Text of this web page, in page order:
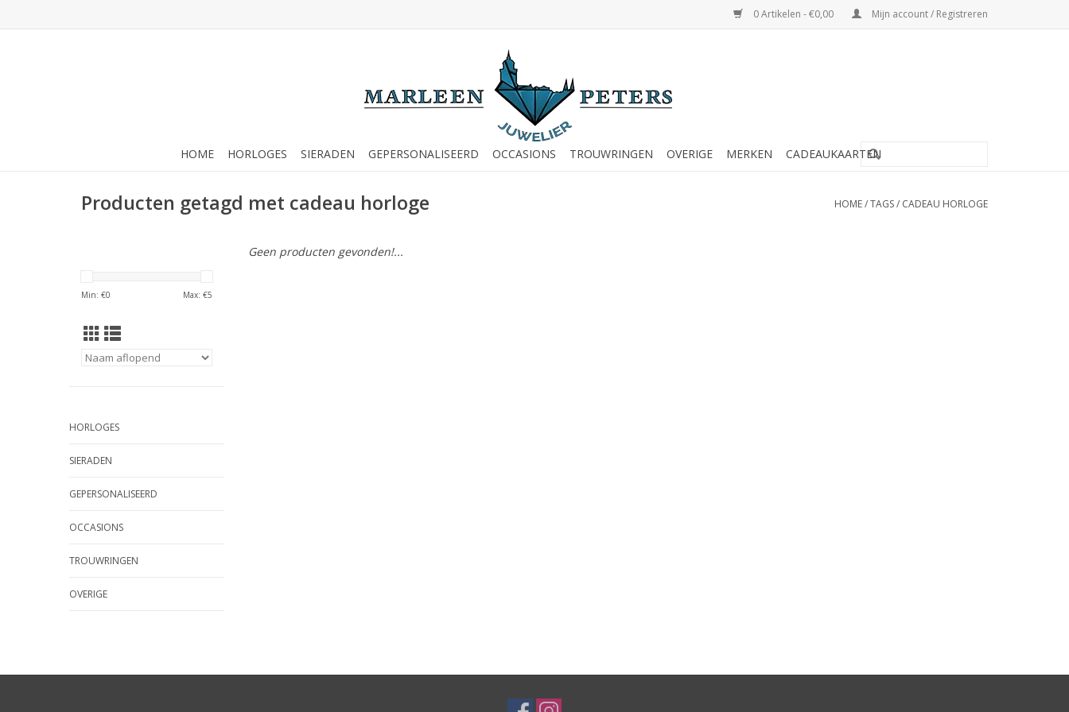
0 Artikelen - €0,00 Mijn account / Registreren
HOME HORLOGES SIERADEN GEPERSONALISEERD OCCASIONS TROUWRINGEN OVERIGE MERKEN CADEAUKAARTEN
Producten getagd met cadeau horloge HOME/TAGS/ CADEAU HORLOGE
Min: €0 Max: €5
HORLOGES
SIERADEN
GEPERSONALISEERD
OCCASIONS
TROUWRINGEN
OVERIGE
Geen producten gevonden!...